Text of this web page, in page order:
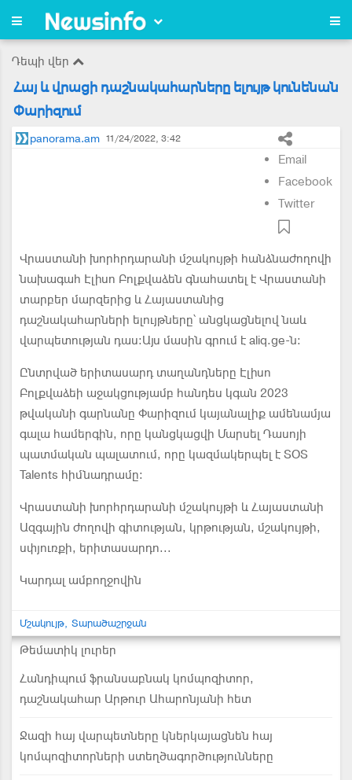
Դեպի վեր
Հայ և վրացի դաշնակահարները ելույթ կունենան
Փարիզում
panorama.am 11/24/2022, 3:42
Email
Facebook
Twitter
Վրաստանի խորհրդարանի մշակույթի հանձնաժողովի
նախագահ Էլիսո Բոլքվաձեն գնահատել է Վրաստանի
տարբեր մարզերից և Հայաստանից
դաշնակահարների ելույթները՝ անցկացնելով նաև
վարպետության դաս։Այս մասին գրում է aliq.ge-ն։
Ընտրված երիտասարդ տաղանդները Էլիսո
Բոլքվաձեի աջակցությամբ հանդես կգան 2023
թվականի գարնանը Փարիզում կայանալիք ամենամյա
գալա համերգին, որը կանցկացվի Մարսել Դասոյի
պատմական պալատում, որը կազմակերպել է SOS
Talents հիմնադրամը։
Վրաստանի խորհրդարանի մշակույթի և Հայաստանի
Ազգային ժողովի գիտության, կրթության, մշակույթի,
սփյուռքի, երիտասարդո...
Կարդալ ամբողջովին
Մշակույթ Տարածաշրջան
Թեմատիկ լուրեր
Հանդիպում ֆրանսաբնակ կոմպոզիտոր,
դաշնակահար Արթուր Ահարոնյանի հետ
Ջազի հայ վարպետները կներկայացնեն հայ
կոմպոզիտորների ստեղծագործությունները